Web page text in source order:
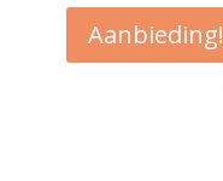
Aanbieding!